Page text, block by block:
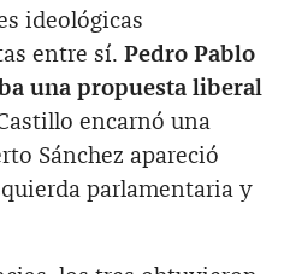
ideológicas
entre sí. Pedro Pablo
una propuesta liberal
encarnó una
Sánchez apareció
parlamentaria y